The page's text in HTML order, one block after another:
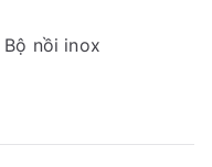
Bộ nồi inox